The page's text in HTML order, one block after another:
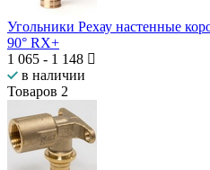
Угольники Рехау настенные
90° RX+
1 065 - 1 148
в наличии
Товаров 2